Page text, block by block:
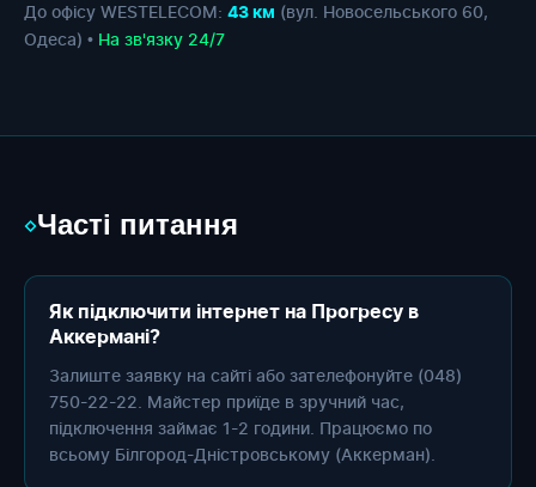
До офісу WESTELECOM: 43 км (вул. Новосельського 60,
Одеса) • На зв'язку 24/7
◇Часті питання
Як підключити інтернет на Прогресу в
Аккермані?
Залиште заявку на сайті або зателефонуйте (048)
750-22-22. Майстер приїде в зручний час,
підключення займає 1-2 години. Працюємо по
всьому Білгород-Дністровському (Аккерман).